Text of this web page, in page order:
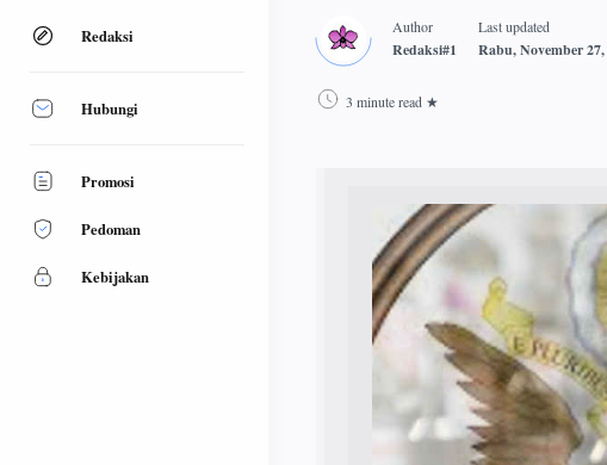
3 minute read
Redaksi
Hubungi
Promosi
Pedoman
Kebijakan